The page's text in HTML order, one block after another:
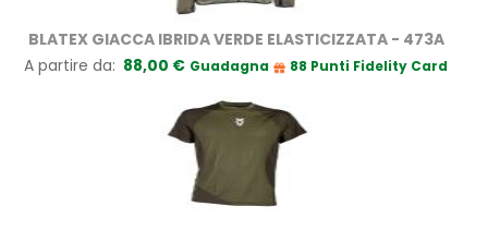
BLATEX GIACCA IBRIDA VERDE ELASTICIZZATA - 473A
A partire da 88,00 € Guadagna 88 Punti Fidelity Card